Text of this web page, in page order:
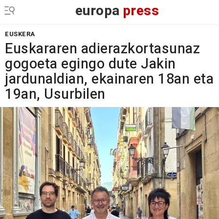
europa press
EUSKERA
Euskararen adierazkortasunaz
gogoeta egingo dute Jakin
jardunaldian, ekainaren 18an eta
19an, Usurbilen